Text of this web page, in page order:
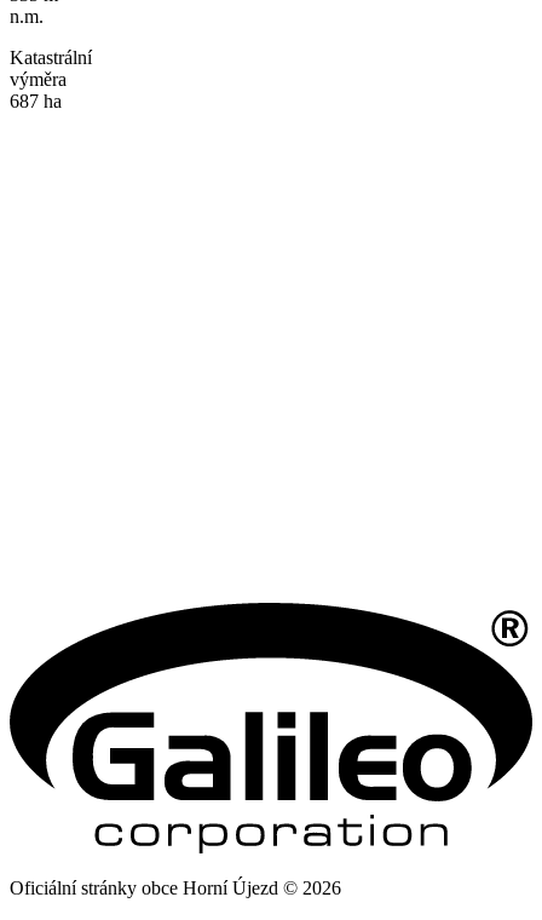
n.m.
Katastrální
výměra
687 ha
Oficiální stránky obce Horní Újezd © 2026